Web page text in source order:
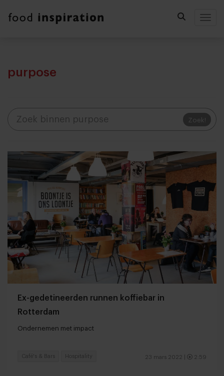
purpose
Zoek!
Ex-gedetineerden runnen koffiebar in
Rotterdam
Ondernemen met impact
23 mars 2022 2:59
Café's & Bars Hospitality